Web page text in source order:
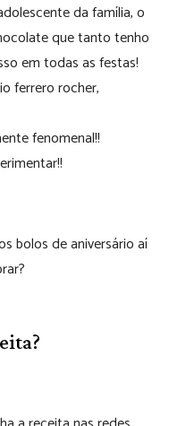
da família, o
que tanto tenho
em todas as festas!
ferrero rocher,
fenomenal!!
bolos de aniversário aí